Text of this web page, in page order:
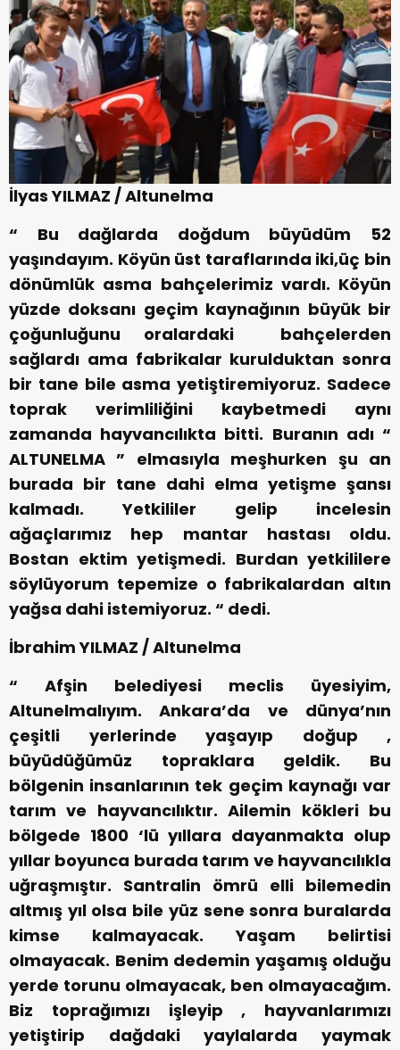
İlyas YILMAZ / Altunelma
“ Bu dağlarda doğdum büyüdüm 52
yaşındayım. Köyün üst taraflarında iki,üç bin
dönümlük asma bahçelerimiz vardı. Köyün
yüzde doksanı geçim kaynağının büyük bir
çoğunluğunu oralardaki bahçelerden
sağlardı ama fabrikalar kurulduktan sonra
bir tane bile asma yetiştiremiyoruz. Sadece
toprak verimliliğini kaybetmedi aynı
zamanda hayvancılıkta bitti. Buranın adı “
ALTUNELMA ” elmasıyla meşhurken şu an
burada bir tane dahi elma yetişme şansı
kalmadı. Yetkililer gelip incelesin
ağaçlarımız hep mantar hastası oldu.
Bostan ektim yetişmedi. Burdan yetkililere
söylüyorum tepemize o fabrikalardan altın
yağsa dahi istemiyoruz. “ dedi.
İbrahim YILMAZ / Altunelma
“ Afşin belediyesi meclis üyesiyim,
Altunelmalıyım. Ankara’da ve dünya’nın
çeşitli yerlerinde yaşayıp doğup ,
büyüdüğümüz topraklara geldik. Bu
bölgenin insanlarının tek geçim kaynağı var
tarım ve hayvancılıktır. Ailemin kökleri bu
bölgede 1800 ‘lü yıllara dayanmakta olup
yıllar boyunca burada tarım ve hayvancılıkla
uğraşmıştır. Santralin ömrü elli bilemedin
altmış yıl olsa bile yüz sene sonra buralarda
kimse kalmayacak. Yaşam belirtisi
olmayacak. Benim dedemin yaşamış olduğu
yerde torunu olmayacak, ben olmayacağım.
Biz toprağımızı işleyip , hayvanlarımızı
yetiştirip dağdaki yaylalarda yaymak